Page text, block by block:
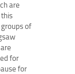
are
this
of
for
for